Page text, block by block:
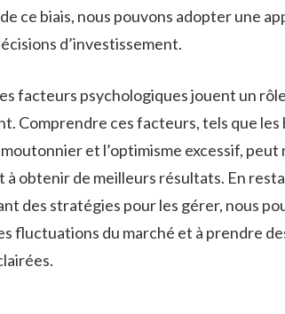
ce⁢ biais, nous pouvons adopter une
d’investissement.
facteurs ‌psychologiques ⁣jouent un
Comprendre ‍ces facteurs, ⁢tels que
et⁣ l’optimisme excessif, peut
à obtenir de meilleurs résultats.​ En
des stratégies pour les gérer, nous
fluctuations ‌du marché ‍et⁤ à⁣ prendre